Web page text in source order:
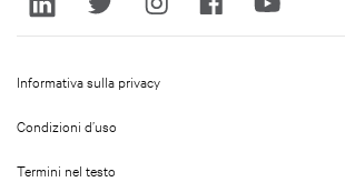
lululemon.com
Informativa sulla privacy
Condizioni d’uso
Termini nel testo